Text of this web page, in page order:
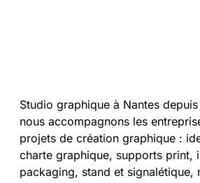
Studio graphique à Nantes
nous accompagnons les
projets de création graphique :
charte graphique, supports print,
packaging, stand et signalétique,